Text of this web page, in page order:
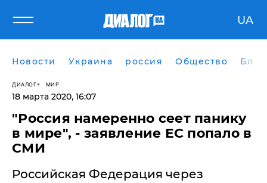
UA
Новости Украина россия Общество
ДИАЛОГ МИР
18 марта 2020, 16:07
"Россия намеренно сеет панику
в мире", - заявление ЕС попало в
СМИ
Российская Федерация через